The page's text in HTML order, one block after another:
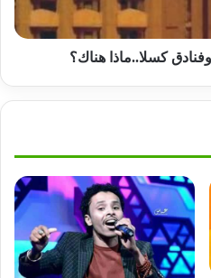
كسلا..ماذا هناك؟